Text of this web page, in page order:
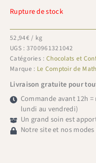
Rupture de stock
52,94€ / kg
UGS : 3700961321042
Catégories : Chocolats et
Marque : Le Comptoir de
Livraison gratuite pour
Commande avant 12h
lundi au vendredi)
Un grand soin est
Notre site et nos